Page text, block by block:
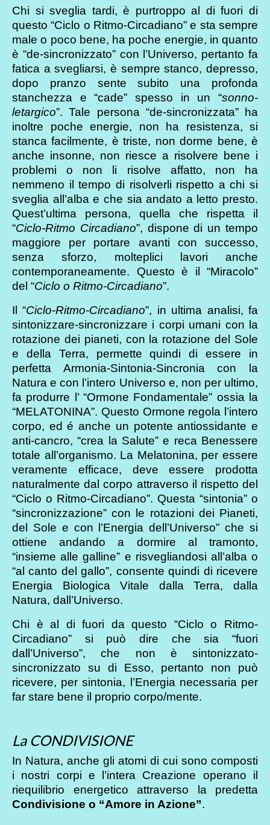
Chi si sveglia tardi, è purtroppo al di fuori di
questo “Ciclo o Ritmo-Circadiano” e sta sempre
male o poco bene, ha poche energie, in quanto
è “de-sincronizzato” con l’Universo, pertanto fa
fatica a svegliarsi, è sempre stanco, depresso,
dopo pranzo sente subito una profonda
stanchezza e “cade” spesso in un “sonno-
letargico”. Tale persona “de-sincronizzata” ha
inoltre poche energie, non ha resistenza, si
stanca facilmente, è triste, non dorme bene, è
anche insonne, non riesce a risolvere bene i
problemi o non li risolve affatto, non ha
nemmeno il tempo di risolverli rispetto a chi si
sveglia all’alba e che sia andato a letto presto.
Quest’ultima persona, quella che rispetta il
“Ciclo-Ritmo Circadiano”, dispone di un tempo
maggiore per portare avanti con successo,
senza sforzo, molteplici lavori anche
contemporaneamente. Questo è il “Miracolo”
del “Ciclo o Ritmo-Circadiano”.
Il “Ciclo-Ritmo-Circadiano”, in ultima analisi, fa
sintonizzare-sincronizzare i corpi umani con la
rotazione dei pianeti, con la rotazione del Sole
e della Terra, permette quindi di essere in
perfetta Armonia-Sintonia-Sincronia con la
Natura e con l’intero Universo e, non per ultimo,
fa produrre l’ “Ormone Fondamentale” ossia la
“MELATONINA”. Questo Ormone regola l’intero
corpo, ed é anche un potente antiossidante e
anti-cancro, “crea la Salute” e reca Benessere
totale all’organismo. La Melatonina, per essere
veramente efficace, deve essere prodotta
naturalmente dal corpo attraverso il rispetto del
“Ciclo o Ritmo-Circadiano”. Questa “sintonia” o
“sincronizzazione” con le rotazioni dei Pianeti,
del Sole e con l’Energia dell’Universo” che si
ottiene andando a dormire al tramonto,
“insieme alle galline” e risvegliandosi all’alba o
“al canto del gallo”, consente quindi di ricevere
Energia Biologica Vitale dalla Terra, dalla
Natura, dall’Universo.
Chi è al di fuori da questo “Ciclo o Ritmo-
Circadiano” si può dire che sia “fuori
dall’Universo”, che non è sintonizzato-
sincronizzato su di Esso, pertanto non può
ricevere, per sintonia, l’Energia necessaria per
far stare bene il proprio corpo/mente.
La CONDIVISIONE
In Natura, anche gli atomi di cui sono composti
i nostri corpi e l’intera Creazione operano il
riequilibrio energetico attraverso la predetta
Condivisione o “Amore in Azione”.